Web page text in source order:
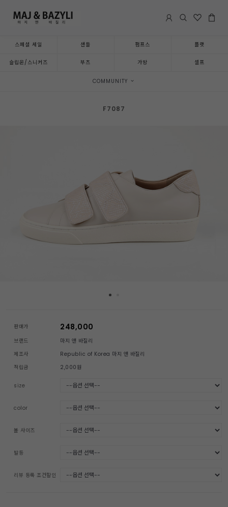
스페셜 세일 샌들 펌프스 플랫
슬립온/스니커즈 부츠 가방 셀프
COMMUNITY
F7087
판매가 248,000
브랜드
마지 앤 바질리
제조사
Republic of Korea 마지 앤 바질리
적립금
2,000원
size
color
볼 사이즈
발등
리뷰 등록 조건할인